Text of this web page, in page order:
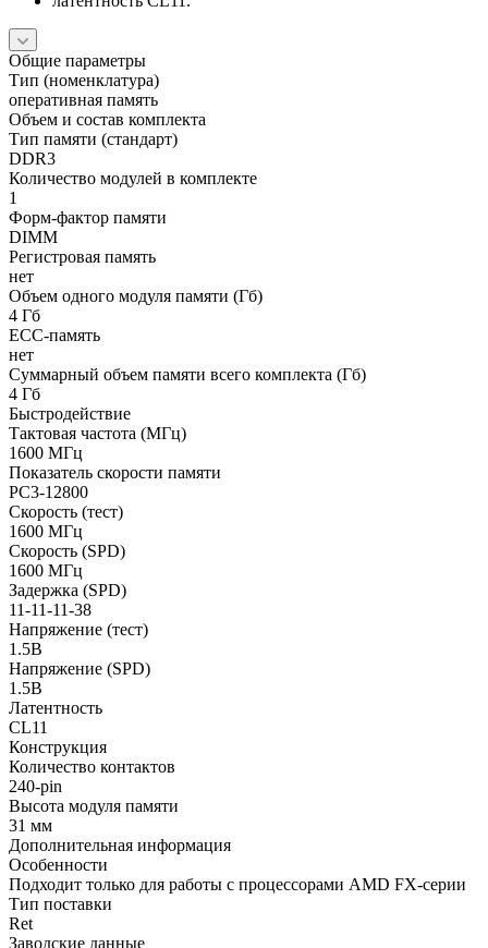
Общие параметры
Тип (номенклатура)
оперативная память
Объем и состав комплекта
Тип памяти (стандарт)
DDR3
Количество модулей в комплекте
1
Форм-фактор памяти
DIMM
Регистровая память
нет
Объем одного модуля памяти (Гб)
4 Гб
ECC-память
нет
Суммарный объем памяти всего комплекта (Гб)
4 Гб
Быстродействие
Тактовая частота (МГц)
1600 МГц
Показатель скорости памяти
PC3-12800
Скорость (тест)
1600 МГц
Скорость (SPD)
1600 МГц
Задержка (SPD)
11-11-11-38
Напряжение (тест)
1.5В
Напряжение (SPD)
1.5В
Латентность
CL11
Конструкция
Количество контактов
240-pin
Высота модуля памяти
31 мм
Дополнительная информация
Особенности
Подходит только для работы с процессорами AMD FX-серии
Тип поставки
Ret
Заводские данные